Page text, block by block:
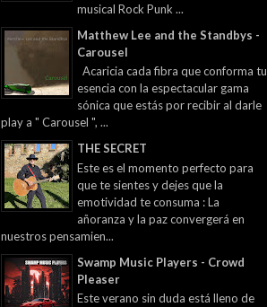
musical Rock Punk ...
Matthew Lee and the Standbys -
Carousel
Acaricia cada fibra que conforma tu
esencia con la espectacular gama
sónica que estás por recibir al darle
play a " Carousel ", ...
THE SECRET
Este es el momento perfecto para
que te sientes y dejes que la
emotividad te consuma : La
añoranza y la paz convergerá en
nuestros pensamien...
Swamp Music Players - Crowd
Pleaser
Este verano sin duda está lleno de